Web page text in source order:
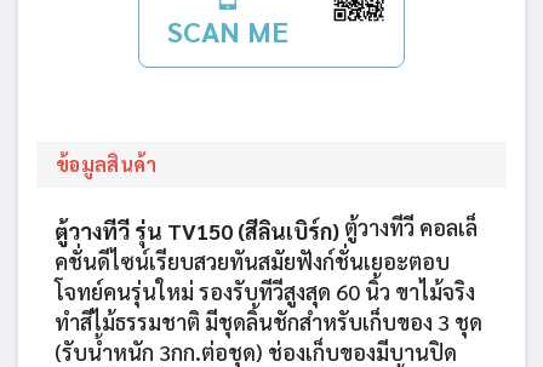
SCAN ME
ข้อมูลสินค้า
ตู้วางทีวี รุ่น TV150 (สีลินเบิร์ก) ตู้วางทีวี คอลเล็
คชั่นดีไซน์เรียบสวยทันสมัยฟังก์ชั่นเยอะตอบ
โจทย์คนรุ่นใหม่ รองรับทีวีสูงสุด 60 นิ้ว ขาไม้จริง
ทำสีไม้ธรรมชาติ มีชุดลิ้นชักสำหรับเก็บของ 3 ชุด
(รับน้ำหนัก 3กก.ต่อชุด) ช่องเก็บของมีบานปิด